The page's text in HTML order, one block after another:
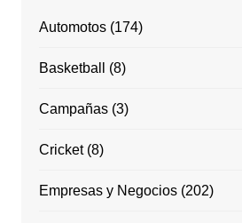
Automotos(174)
Basketball (8)
Campañas(3)
Cricket(8)
Empresas y Negocios(202)